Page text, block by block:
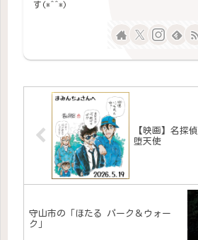
す(*^^*)
【映画】名探
堕天使
守山市の「ほたる パーク＆ウォー
ク」